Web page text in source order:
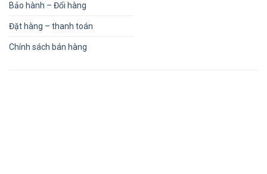
Bảo hành – Đổi hàng
Đặt hàng – thanh toán
Chính sách bán hàng